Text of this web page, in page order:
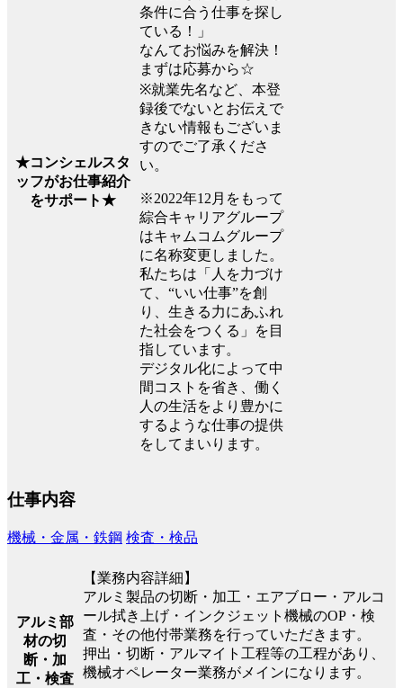
★コンシェルスタ
ッフがお仕事紹介
をサポート★
条件に合う仕事を探し
ている！」
なんてお悩みを解決！
まずは応募から☆
※就業先名など、本登
録後でないとお伝えで
きない情報もございま
すのでご了承くださ
い。
※2022年12月をもって
綜合キャリアグループ
はキャムコムグループ
に名称変更しました。
私たちは「人を力づけ
て、“いい仕事”を創
り、生きる力にあふれ
た社会をつくる」を目
指しています。
デジタル化によって中
間コストを省き、働く
人の生活をより豊かに
するような仕事の提供
をしてまいります。
仕事内容
機械・金属・鉄鋼 検査・検品
アルミ部
材の切
断・加
工・検査
【業務内容詳細】
アルミ製品の切断・加工・エアブロー・アルコ
ール拭き上げ・インクジェット機械のOP・検
査・その他付帯業務を行っていただきます。
押出・切断・アルマイト工程等の工程があり、
機械オペレーター業務がメインになります。